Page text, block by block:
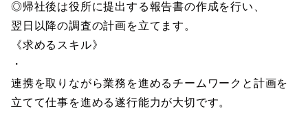
◎帰社後は役所に提出する報告書の作成を行い、
翌日以降の調査の計画を立てます。
《求めるスキル》
・
連携を取りながら業務を進めるチームワークと計画を
立てて仕事を進める遂行能力が大切です。